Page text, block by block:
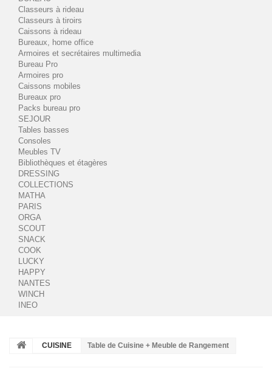
Classeurs à rideau
Classeurs à tiroirs
Caissons à rideau
Bureaux, home office
Armoires et secrétaires multimedia
Bureau Pro
Armoires pro
Caissons mobiles
Bureaux pro
Packs bureau pro
SEJOUR
Tables basses
Consoles
Meubles TV
Bibliothèques et étagères
DRESSING
COLLECTIONS
MATHA
PARIS
ORGA
SCOUT
SNACK
COOK
LUCKY
HAPPY
NANTES
WINCH
INEO
CUISINE Table de Cuisine + Meuble de Rangement